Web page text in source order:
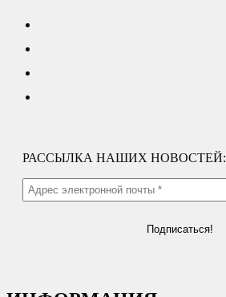
РАССЫЛКА НАШИХ НОВОСТЕЙ: